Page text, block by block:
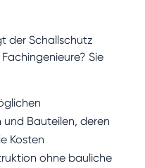
der Schallschutz
Sie
Bauteilen, deren
Kosten
ohne bauliche